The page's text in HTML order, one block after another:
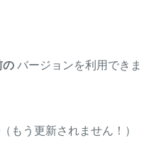
の バージョンを利用できま
もう更新されません！）